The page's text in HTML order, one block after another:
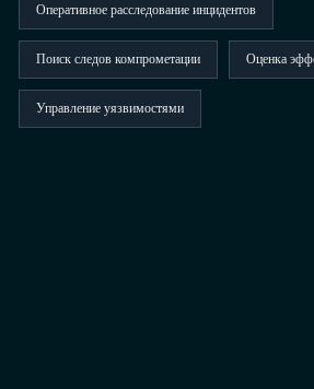
Оперативное расследование инцидентов
Поиск следов компрометации Оценка
Управление уязвимостями